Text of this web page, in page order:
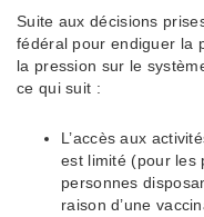
Suite aux décisions
fédéral pour endiguer la
la pression sur le
ce qui suit :
L’accès aux
est limité (pour les
personnes
raison d’une